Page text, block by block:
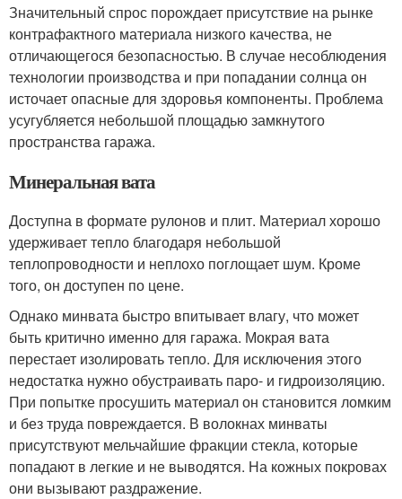
Значительный спрос порождает присутствие на рынке
контрафактного материала низкого качества, не
отличающегося безопасностью. В случае несоблюдения
технологии производства и при попадании солнца он
источает опасные для здоровья компоненты. Проблема
усугубляется небольшой площадью замкнутого
пространства гаража.
Минеральная вата
Доступна в формате рулонов и плит. Материал хорошо
удерживает тепло благодаря небольшой
теплопроводности и неплохо поглощает шум. Кроме
того, он доступен по цене.
Однако минвата быстро впитывает влагу, что может
быть критично именно для гаража. Мокрая вата
перестает изолировать тепло. Для исключения этого
недостатка нужно обустраивать паро- и гидроизоляцию.
При попытке просушить материал он становится ломким
и без труда повреждается. В волокнах минваты
присутствуют мельчайшие фракции стекла, которые
попадают в легкие и не выводятся. На кожных покровах
они вызывают раздражение.